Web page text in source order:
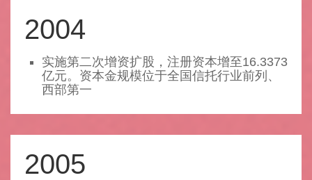
2004
实施第二次增资扩股，注册资本增至16.3373
亿元。资本金规模位于全国信托行业前列、
西部第一
2005